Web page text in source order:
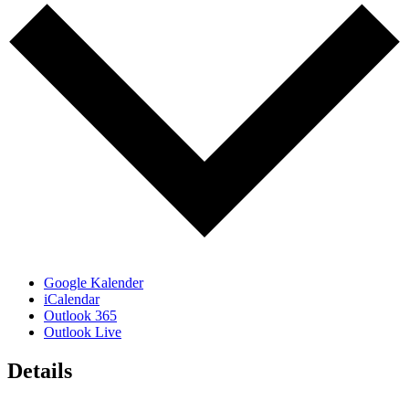
Google Kalender
iCalendar
Outlook 365
Outlook Live
Details